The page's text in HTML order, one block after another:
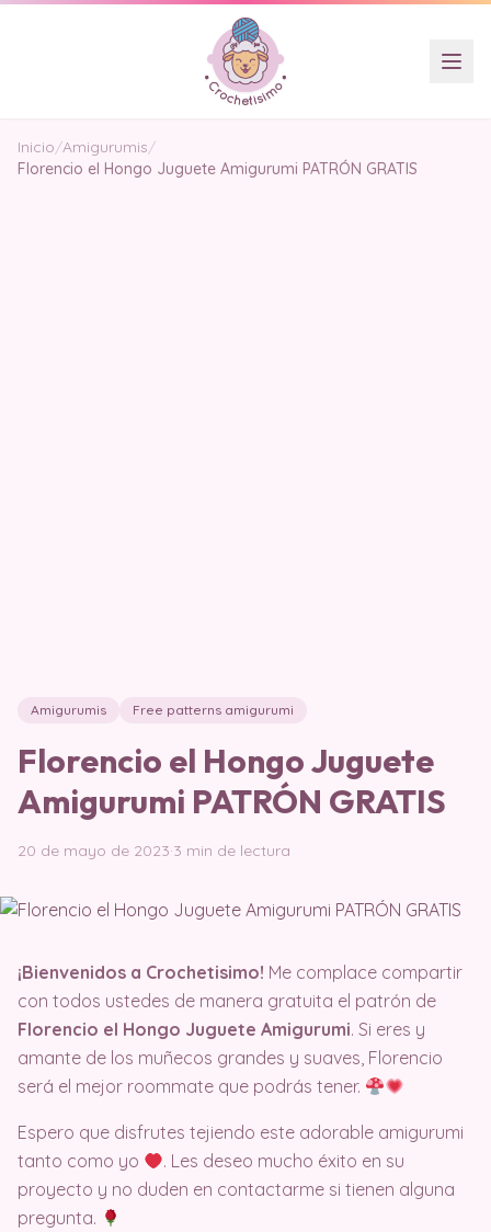
Inicio/Amigurumis/
Florencio el Hongo Juguete Amigurumi PATRÓN GRATIS
Amigurumis Free patterns amigurumi
Florencio el Hongo Juguete
Amigurumi PATRÓN GRATIS
20 de mayo de 2023·3 min de lectura
¡Bienvenidos a Crochetisimo! Me complace compartir
con todos ustedes de manera gratuita el patrón de
Florencio el Hongo Juguete Amigurumi. Si eres y
amante de los muñecos grandes y suaves, Florencio
será el mejor roommate que podrás tener.
Espero que disfrutes tejiendo este adorable amigurumi
tanto como yo
. Les deseo mucho éxito en su
proyecto y no duden en contactarme si tienen alguna
pregunta.